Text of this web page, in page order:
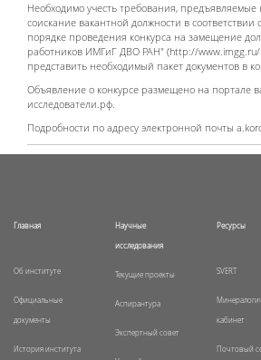
Необходимо учесть требования, предъявляемые
соискание вакантной должности в
порядке проведения конкурса на замещение
работников ИМГиГ ДВО РАН" (http://
представить необходимый пакет документов в
Объявление о конкурсе размещено на портале
исследователи.рф.
Подробности по адресу электронной почты
Главная
Об институте
Официальные
документы
История института
Научные
исследования
Текущие проекты
Аспирантура
Экспертный совет
Ресурсы
SVERT
кабинет
Почтовый